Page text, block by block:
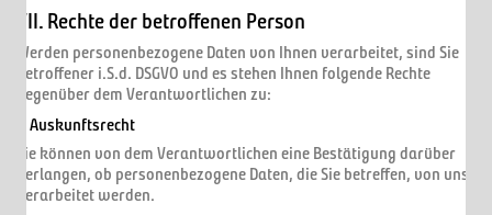
VII. Rechte der betroffenen Person
Werden personenbezogene Daten von Ihnen verarbeitet, sind Sie
Betroffener i.S.d. DSGVO und es stehen Ihnen folgende Rechte
gegenüber dem Verantwortlichen zu:
1. Auskunftsrecht
Sie können von dem Verantwortlichen eine Bestätigung darüber
verlangen, ob personenbezogene Daten, die Sie betreffen, von uns
verarbeitet werden.